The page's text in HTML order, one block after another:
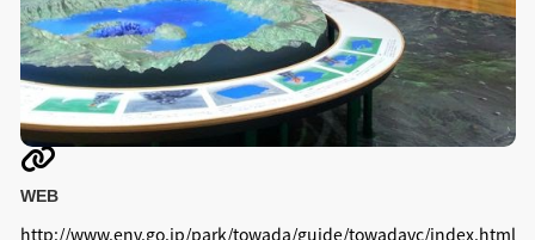

WEB
http://www.env.go.jp/park/towada/guide/towadavc/index.html